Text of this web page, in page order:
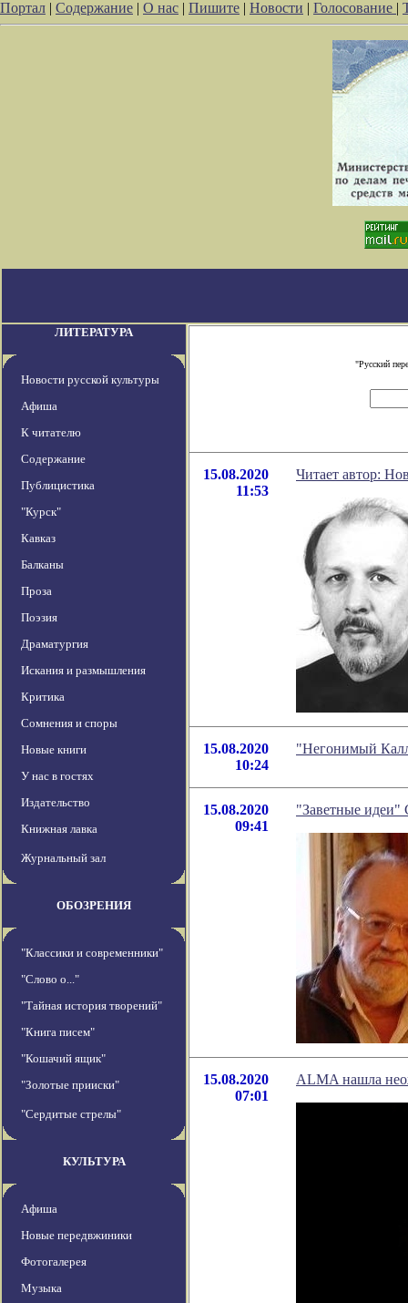
Портал | Содержание | О нас | Пишите | Новости | Голосование |
ЛИТЕРАТУРА
Новости русской культуры
Афиша
К читателю
Содержание
Публицистика
"Курск"
Кавказ
Балканы
Проза
Поэзия
Драматургия
Искания и размышления
Критика
Сомнения и споры
Новые книги
У нас в гостях
Издательство
Книжная лавка
Журнальный зал
ОБОЗРЕНИЯ
"Классики и современники"
"Слово о..."
"Тайная история творений"
"Книга писем"
"Кошачий ящик"
"Золотые прииски"
"Сердитые стрелы"
КУЛЬТУРА
Афиша
Новые передвжиники
Фотогалерея
Музыка
"Русский
15.08.2020
11:53
Читает автор:
15.08.2020
10:24
"Негонимый
15.08.2020
09:41
"Заветные идеи"
15.08.2020
07:01
ALMA нашла